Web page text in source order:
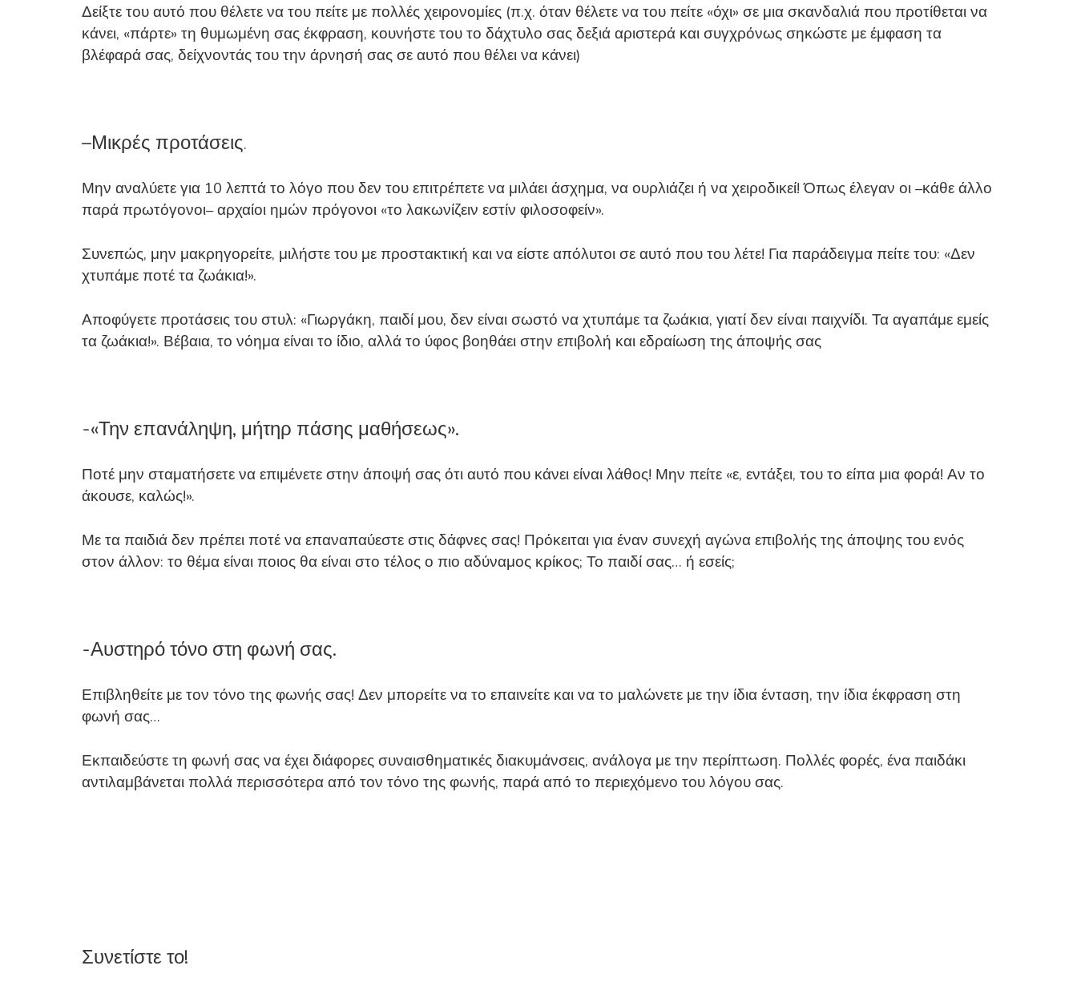
Δείξτε του αυτό που θέλετε να του πείτε με πολλές χειρονομίες (π.χ. όταν θέλετε να του πείτε «όχι» σε μια σκανδαλιά που προτίθεται να
κάνει, «πάρτε» τη θυμωμένη σας έκφραση, κουνήστε του το δάχτυλο σας δεξιά αριστερά και συγχρόνως σηκώστε με έμφαση τα
βλέφαρά σας, δείχνοντάς του την άρνησή σας σε αυτό που θέλει να κάνει)
–Μικρές προτάσεις.
Μην αναλύετε για 10 λεπτά το λόγο που δεν του επιτρέπετε να μιλάει άσχημα, να ουρλιάζει ή να χειροδικεί! Όπως έλεγαν οι –κάθε άλλο
παρά πρωτόγονοι– αρχαίοι ημών πρόγονοι «το λακωνίζειν εστίν φιλοσοφείν».
Συνεπώς, μην μακρηγορείτε, μιλήστε του με προστακτική και να είστε απόλυτοι σε αυτό που του λέτε! Για παράδειγμα πείτε του: «Δεν
χτυπάμε ποτέ τα ζωάκια!».
Αποφύγετε προτάσεις του στυλ: «Γιωργάκη, παιδί μου, δεν είναι σωστό να χτυπάμε τα ζωάκια, γιατί δεν είναι παιχνίδι. Τα αγαπάμε εμείς
τα ζωάκια!». Βέβαια, το νόημα είναι το ίδιο, αλλά το ύφος βοηθάει στην επιβολή και εδραίωση της άποψής σας
-«Την επανάληψη, μήτηρ πάσης μαθήσεως».
Ποτέ μην σταματήσετε να επιμένετε στην άποψή σας ότι αυτό που κάνει είναι λάθος! Μην πείτε «ε, εντάξει, του το είπα μια φορά! Αν το
άκουσε, καλώς!».
Με τα παιδιά δεν πρέπει ποτέ να επαναπαύεστε στις δάφνες σας! Πρόκειται για έναν συνεχή αγώνα επιβολής της άποψης του ενός
στον άλλον: το θέμα είναι ποιος θα είναι στο τέλος ο πιο αδύναμος κρίκος; Το παιδί σας… ή εσείς;
-Αυστηρό τόνο στη φωνή σας.
Επιβληθείτε με τον τόνο της φωνής σας! Δεν μπορείτε να το επαινείτε και να το μαλώνετε με την ίδια ένταση, την ίδια έκφραση στη
φωνή σας…
Εκπαιδεύστε τη φωνή σας να έχει διάφορες συναισθηματικές διακυμάνσεις, ανάλογα με την περίπτωση. Πολλές φορές, ένα παιδάκι
αντιλαμβάνεται πολλά περισσότερα από τον τόνο της φωνής, παρά από το περιεχόμενο του λόγου σας.
Συνετίστε το!